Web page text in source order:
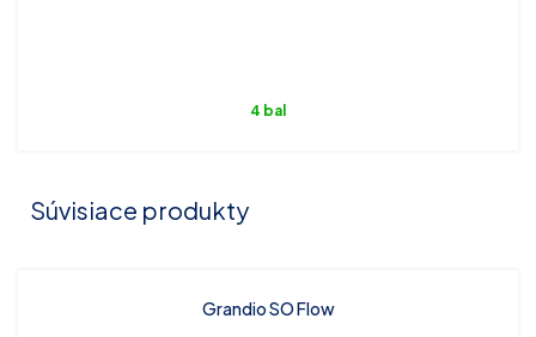
4 bal
Súvisiace produkty
Grandio SO Flow